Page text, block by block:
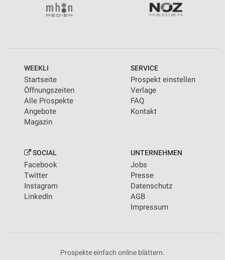
WEEKLI
Startseite
Öffnungszeiten
Alle Prospekte
Angebote
Magazin
SERVICE
Prospekt einstellen
Verlage
FAQ
Kontakt
SOCIAL
Facebook
Twitter
Instagram
LinkedIn
UNTERNEHMEN
Jobs
Presse
Datenschutz
AGB
Impressum
Prospekte einfach online blättern.